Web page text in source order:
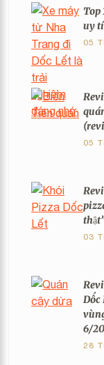
Top
uy
05
05
03
Dốc
6/
28